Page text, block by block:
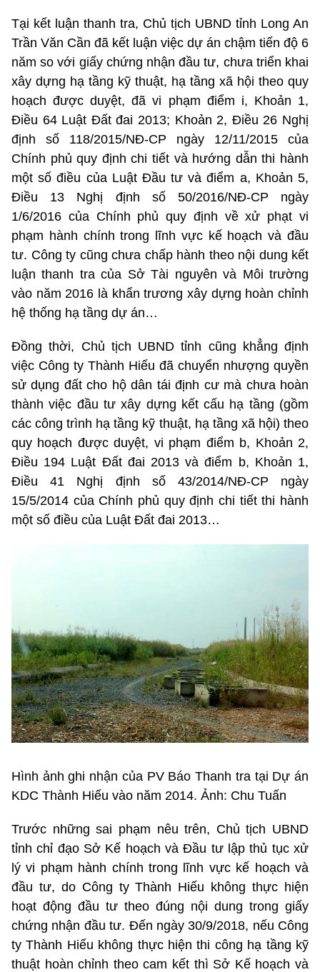
Tại kết luận thanh tra, Chủ tịch UBND tỉnh Long An
Trần Văn Cần đã kết luận việc dự án chậm tiến độ 6
năm so với giấy chứng nhận đầu tư, chưa triển khai
xây dựng hạ tầng kỹ thuật, hạ tầng xã hội theo quy
hoạch được duyệt, đã vi phạm điểm i, Khoản 1,
Điều 64 Luật Đất đai 2013; Khoản 2, Điều 26 Nghị
định số 118/2015/NĐ-CP ngày 12/11/2015 của
Chính phủ quy định chi tiết và hướng dẫn thi hành
một số điều của Luật Đầu tư và điểm a, Khoản 5,
Điều 13 Nghị định số 50/2016/NĐ-CP ngày
1/6/2016 của Chính phủ quy định về xử phạt vi
phạm hành chính trong lĩnh vực kế hoạch và đầu
tư. Công ty cũng chưa chấp hành theo nội dung kết
luận thanh tra của Sở Tài nguyên và Môi trường
vào năm 2016 là khẩn trương xây dựng hoàn chỉnh
hệ thống hạ tầng dự án…
Đồng thời, Chủ tịch UBND tỉnh cũng khẳng định
việc Công ty Thành Hiếu đã chuyển nhượng quyền
sử dụng đất cho hộ dân tái định cư mà chưa hoàn
thành việc đầu tư xây dựng kết cấu hạ tầng (gồm
các công trình hạ tầng kỹ thuật, hạ tầng xã hội) theo
quy hoạch được duyệt, vi phạm điểm b, Khoản 2,
Điều 194 Luật Đất đai 2013 và điểm b, Khoản 1,
Điều 41 Nghị định số 43/2014/NĐ-CP ngày
15/5/2014 của Chính phủ quy định chi tiết thi hành
một số điều của Luật Đất đai 2013…
Hình ảnh ghi nhận của PV Báo Thanh tra tại Dự án
KDC Thành Hiếu vào năm 2014. Ảnh: Chu Tuấn
Trước những sai phạm nêu trên, Chủ tịch UBND
tỉnh chỉ đạo Sở Kế hoạch và Đầu tư lập thủ tục xử
lý vi phạm hành chính trong lĩnh vực kế hoạch và
đầu tư, do Công ty Thành Hiếu không thực hiện
hoạt động đầu tư theo đúng nội dung trong giấy
chứng nhận đầu tư. Đến ngày 30/9/2018, nếu Công
ty Thành Hiếu không thực hiện thi công hạ tầng kỹ
thuật hoàn chỉnh theo cam kết thì Sở Kế hoạch và